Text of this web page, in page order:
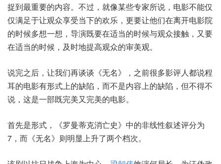
捉到最重要的内容。不过，就像某些专家所说，电影不能仅
仅满足于让观众享受当下的欢乐，更要让他们在离开电影院
的时候多想一想，导演既要在适当的时候与观众接触，又要
在适当的时候，及时地提高观众的审美观。
说完之后，让我们再谈谈《无名》，之前很多影评人都说程
耳的电影有形式上的缺陷，而不是内容上的缺陷，但不得不
说，这是一部既完美又完美的电影。
首先是形式，《罗曼蒂克消亡史》中的非线性叙述评分为
7，而《无名》则明显上升了两个档次。